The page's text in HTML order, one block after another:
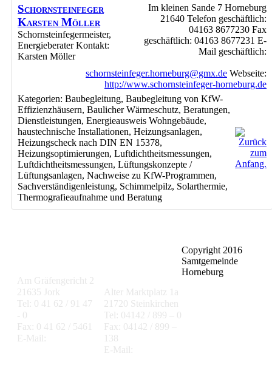
Schornsteinfeger
Karsten Möller
Schornsteinfegermeister,
Energieberater Kontakt:
Karsten Möller
Im kleinen Sande 7 Horneburg
21640 Telefon geschäftlich:
04163 8677230 Fax
geschäftlich: 04163 8677231 E-
Mail geschäftlich:
schornsteinfeger.horneburg@gmx.de Webseite:
http://www.schornsteinfeger-horneburg.de
Kategorien: Baubegleitung, Baubegleitung von KfW-
Effizienzhäusern, Baulicher Wärmeschutz, Beratungen,
Dienstleistungen, Energieausweis Wohngebäude,
haustechnische Installationen, Heizungsanlagen,
Heizungscheck nach DIN EN 15378,
Heizungsoptimierungen, Luftdichtheitsmessungen,
Luftdichtheitsmessungen, Lüftungskonzepte /
Lüftungsanlagen, Nachweise zu KfW-Programmen,
Sachverständigenleistung, Schimmelpilz, Solarthermie,
Thermografieaufnahme und Beratung
Am Gräfengericht 2
21635 Jork
Tel: 0 41 62 / 91 47
- 0
Fax: 0 41 62 / 5461
E-Mail:
Alter Marktplatz 1a
21720 Steinkirchen
Tel: 04142 / 899 – 0
Fax: 04142 / 899 –
138
E-Mail:
Copyright 2016
Samtgemeinde
Horneburg